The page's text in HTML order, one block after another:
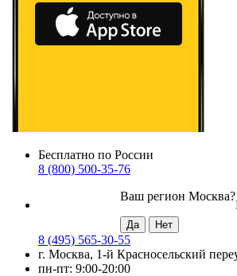
Бесплатно по России
8 (800) 500-35-76
Ваш регион Москва?
8 (495) 565-30-55
г. Москва, 1-й Красносельский
пн-пт: 9:00-20:00